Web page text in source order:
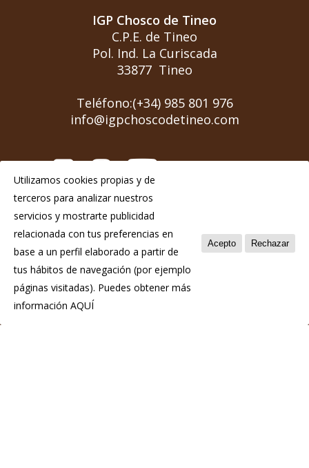
IGP Chosco de Tineo
C.P.E. de Tineo
Pol. Ind. La Curiscada
33877 Tineo
Teléfono:(+34) 985 801 976
info@igpchoscodetineo.com
Aviso Legal
Política de privacidad
Política de cookies
Utilizamos cookies propias y de
terceros para analizar nuestros
servicios y mostrarte publicidad
relacionada con tus preferencias en
base a un perfil elaborado a partir de
tus hábitos de navegación (por ejemplo
páginas visitadas). Puedes obtener más
información AQUÍ
Acepto Rechazar